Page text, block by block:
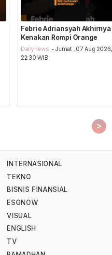
Febrie Adriansyah Akhirnya
Kenakan Rompi Orange
Dailynews - Jumat , 07 Aug 2026,
22:30 WIB
>
INTERNASIONAL
TEKNO
BISNIS FINANSIAL
ESGNOW
VISUAL
ENGLISH
TV